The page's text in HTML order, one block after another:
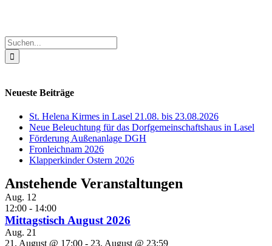
Suche
nach:
Neueste Beiträge
St. Helena Kirmes in Lasel 21.08. bis 23.08.2026
Neue Beleuchtung für das Dorfgemeinschaftshaus in Lasel
Förderung Außenanlage DGH
Fronleichnam 2026
Klapperkinder Ostern 2026
Anstehende Veranstaltungen
Aug. 12
12:00 - 14:00
Mittagstisch August 2026
Aug. 21
21. August @ 17:00 - 23. August @ 23:59